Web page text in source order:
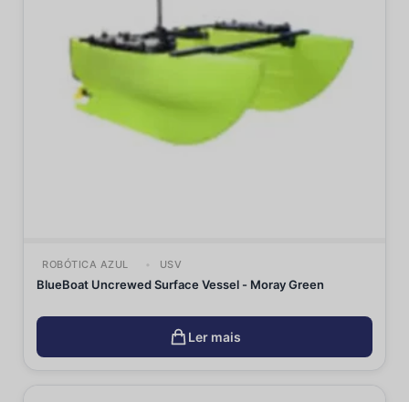
ROBÓTICA AZUL USV
BlueBoat Uncrewed Surface Vessel - Moray Green
Ler mais